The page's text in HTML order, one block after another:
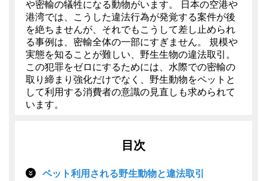
や密輸の犠牲になる動物がいます。 日本の空港や
港湾では、こうした違法行為が発覚する案件が後
を絶ちませんが、それでもこうして差し止められ
る事例は、密輸全体の一部にすぎません。 規模や
実態を知ることが難しい、野生生物の違法取引。
この犯罪をゼロにするためには、水際での密輸の
取り締まり強化だけでなく、野生動物をペットと
して利用する消費者の意識の見直しも求められて
います。
目次
ペット利用される野生動物と違法取引